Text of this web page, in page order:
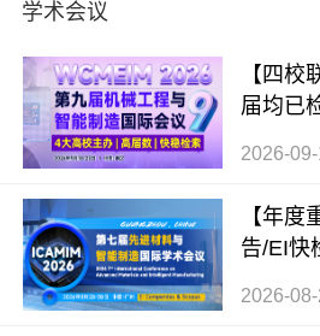
学术会议
【四校
届均已
2026-
【年度
告/EI快
2026-